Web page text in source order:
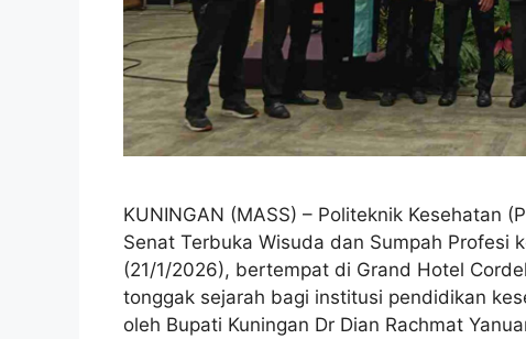
KUNINGAN (MASS) – Politeknik Kesehatan
Senat Terbuka Wisuda dan Sumpah Profesi
(21/1/2026), bertempat di Grand Hotel
tonggak sejarah bagi institusi pendidikan
oleh Bupati Kuningan Dr Dian Rachmat